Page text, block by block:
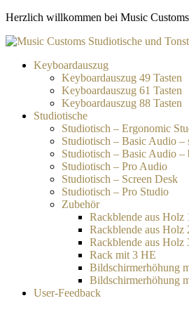
Zum
springen
Herzlich willkommen bei Music
Keyboardauszug
Keyboardauszug 49 Tasten
Keyboardauszug 61 Tasten
Keyboardauszug 88 Tasten
Studiotische
Studiotisch – Ergonomic
Studiotisch – Basic Audio –
Studiotisch – Basic Audio –
Studiotisch – Pro Audio
Studiotisch – Screen Desk
Studiotisch – Pro Studio
Zubehör
Rackblende aus Holz
Rackblende aus Holz
Rackblende aus Holz
Rack mit 3 HE
Bildschirmerhöhung
Bildschirmerhöhung
User-Feedback